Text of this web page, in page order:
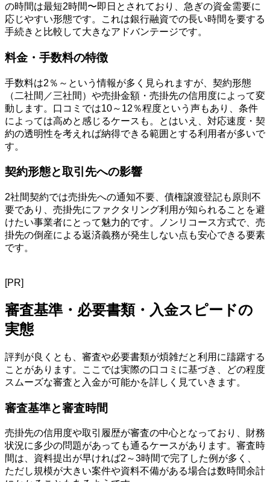
の時間は最短2時間〜即日とされており、急ぎの資金需要に
応じやすい形態です。これは銀行融資での長い時間を要する
手続きと比較して大きなアドバンテージです。
料金・手数料の特徴
手数料は2％～という情報が多く見られますが、契約形態
（二社間／三社間）や売掛金額・売掛先の信用度によって変
動します。口コミでは10～12％程度という声もあり、条件
によっては高めと感じるケースも。とはいえ、対応速度・契
約の透明性を考えれば納得できる範囲とする利用者が多いで
す。
契約形態と取引先への影響
2社間契約では売掛先への通知不要、債権譲渡登記も原則不
要であり、売掛先にファクタリング利用が知られることを避
けたい事業者にとって魅力的です。ノンリコース方式で、売
掛先の倒産による返済義務が発生しない点も安心できる要素
です。
[PR]
審査基準・必要書類・入金スピードの
実態
評判が良くとも、審査や必要書類が煩雑だと利用に躊躇する
ことがあります。ここでは実際の口コミに基づき、どの程度
スムーズな審査と入金が可能かを詳しく見ていきます。
審査基準と審査時間
売掛先の信用度や取引履歴が審査の中心となっており、財務
状況に多少の問題があっても通るケースがあります。審査時
間は、資料提出が早ければ2～3時間で完了した例が多く、
ただし規模が大きい案件や資料不備がある場合は数時間余計